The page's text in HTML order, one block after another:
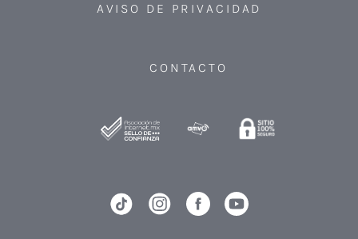
AVISO DE PRIVACIDAD
CONTACTO